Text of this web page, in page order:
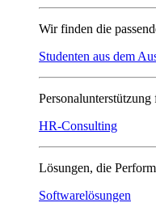
Wir finden die
Studenten aus dem
Personalunterstützung
HR-Consulting
Lösungen, die
Softwarelösungen